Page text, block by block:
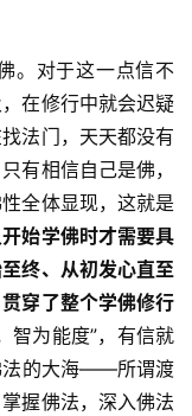
。对于这一点信不
在修行中就会迟疑
法门，天天都没有
有相信自己是佛，
全体显现，这就是
始学佛时才需要具
终、从初发心直至
穿了整个学佛修行
智为能度”，有信就
法的大海——所谓渡
握佛法，深入佛法